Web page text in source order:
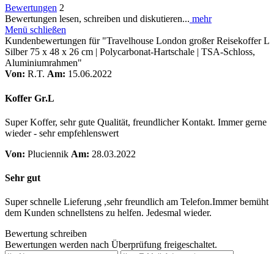
Bewertungen 2
Bewertungen lesen, schreiben und diskutieren... mehr
Menü schließen
Kundenbewertungen für "Travelhouse London großer Reisekoffer L
Silber 75 x 48 x 26 cm | Polycarbonat-Hartschale | TSA-Schloss,
Aluminiumrahmen"
Von: R.T. Am: 15.06.2022
Koffer Gr.L
Super Koffer, sehr gute Qualität, freundlicher Kontakt. Immer gerne
wieder - sehr empfehlenswert
Von: Pluciennik Am: 28.03.2022
Sehr gut
Super schnelle Lieferung ,sehr freundlich am Telefon.Immer bemüht
dem Kunden schnellstens zu helfen. Jedesmal wieder.
Bewertung schreiben
Bewertungen werden nach Überprüfung freigeschaltet.